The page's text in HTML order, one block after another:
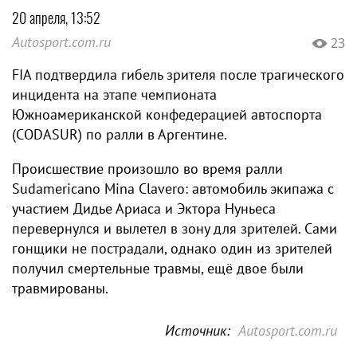
20 апреля, 13:52
Autosport.com.ru 23
FIA подтвердила гибель зрителя после трагического
инцидента на этапе чемпионата
Южноамериканской конфедерацией автоспорта
(CODASUR) по ралли в Аргентине.
Происшествие произошло во время ралли
Sudamericano Mina Clavero: автомобиль экипажа с
участием Дидье Ариаса и Эктора Нуньеса
перевернулся и вылетел в зону для зрителей. Сами
гонщики не пострадали, однако один из зрителей
получил смертельные травмы, ещё двое были
травмированы.
Источник: Autosport.com.ru